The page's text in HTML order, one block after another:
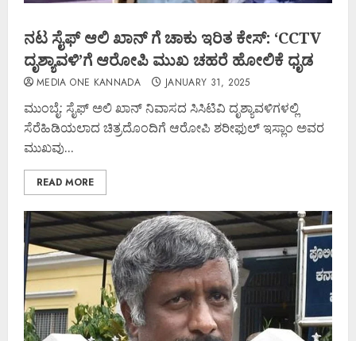
ನಟ ಸೈಫ್ ಆಲಿ ಖಾನ್ ಗೆ ಚಾಕು ಇರಿತ ಕೇಸ್: ‘CCTV
ದೃಶ್ಯಾವಳಿ’ಗೆ ಆರೋಪಿ ಮುಖ ಚಹರೆ ಹೋಲಿಕೆ ಧೃಡ
MEDIA ONE KANNADA JANUARY 31, 2025
ಮುಂಬೈ: ಸೈಫ್ ಅಲಿ ಖಾನ್ ನಿವಾಸದ ಸಿಸಿಟಿವಿ ದೃಶ್ಯಾವಳಿಗಳಲ್ಲಿ
ಸೆರೆಹಿಡಿಯಲಾದ ಚಿತ್ರದೊಂದಿಗೆ ಆರೋಪಿ ಶರೀಫುಲ್ ಇಸ್ಲಾಂ ಅವರ
ಮುಖವು...
READ MORE